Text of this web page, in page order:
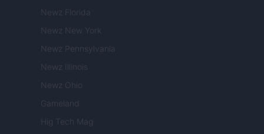
Newz Florida
Newz New York
Newz Pennsylvania
Newz Illinois
Newz Ohio
Gameland
Hig Tech Mag